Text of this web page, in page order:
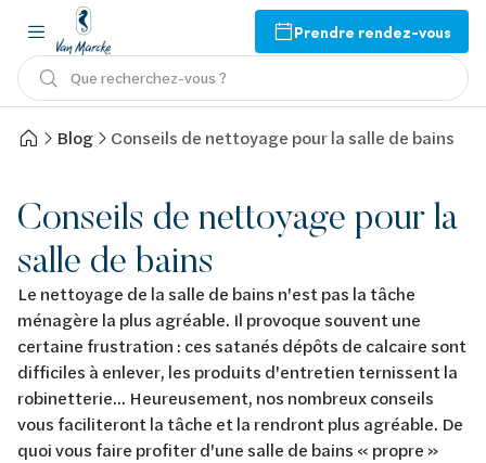
Prendre rendez-vous
Que recherchez-vous ?
Blog Conseils de nettoyage pour la salle de bains
Conseils de nettoyage pour la
salle de bains
Le nettoyage de la salle de bains n'est pas la tâche
ménagère la plus agréable. Il provoque souvent une
certaine frustration : ces satanés dépôts de calcaire sont
difficiles à enlever, les produits d'entretien ternissent la
robinetterie... Heureusement, nos nombreux conseils
vous faciliteront la tâche et la rendront plus agréable. De
quoi vous faire profiter d'une salle de bains « propre »